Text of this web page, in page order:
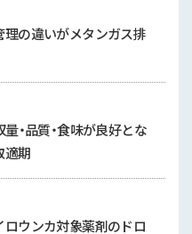
の違いがメタンガス排
・品質・食味が良好とな
適期
ウンカ対象薬剤のドロ